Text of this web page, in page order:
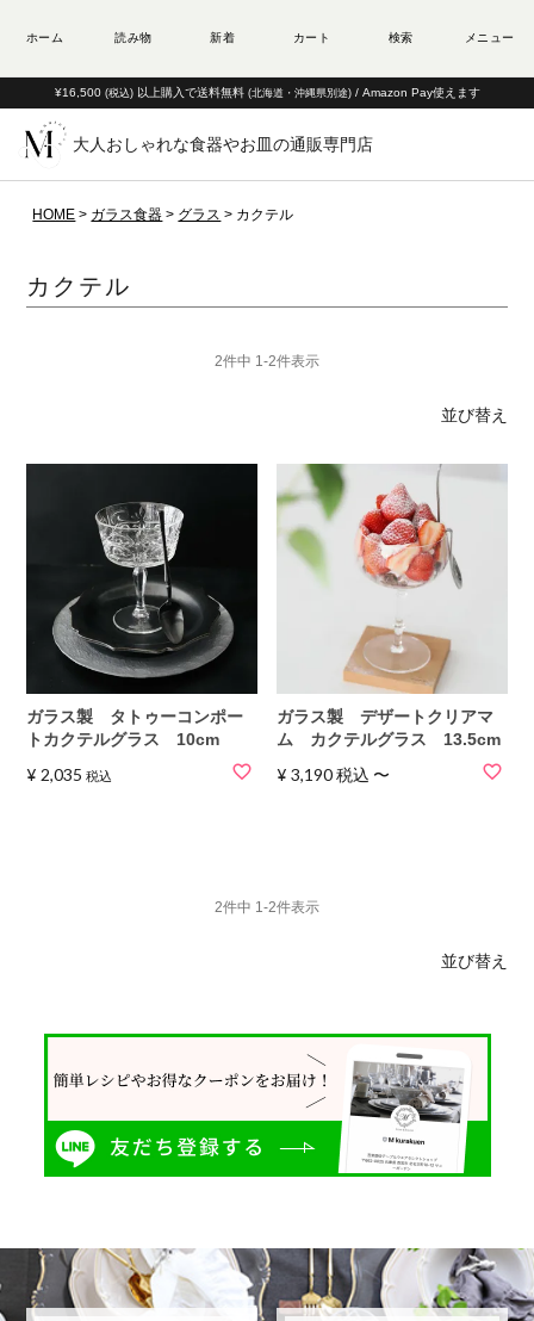
¥16,500 (税込) 以上購入で送料無料 (北海道・沖縄県別途) / Amazon Pay使えます
大人おしゃれな食器やお皿の通販専門店
HOME ガラス食器 グラス カクテル
カクテル
並び替え
2件中 1-2件表示
ガラス製 タトゥーコンポー
トカクテルグラス 10cm
¥ 2,035 税込
ガラス製 デザートクリアマ
ム カクテルグラス 13.5cm
¥ 3,190税込 〜
並び替え
2件中 1-2件表示